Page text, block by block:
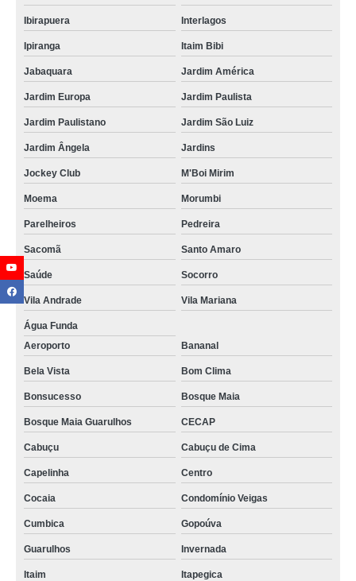
Ibirapuera Interlagos
Ipiranga Itaim Bibi
Jabaquara Jardim América
Jardim Europa Jardim Paulista
Jardim Paulistano Jardim São Luiz
Jardim Ângela Jardins
Jockey Club M'Boi Mirim
Moema Morumbi
Parelheiros Pedreira
Sacomã Santo Amaro
Saúde Socorro
Vila Andrade Vila Mariana
Água Funda
Aeroporto
Bananal
Bela Vista Bom Clima
Bonsucesso Bosque Maia
Bosque Maia Guarulhos CECAP
Cabuçu Cabuçu de Cima
Capelinha Centro
Cocaia Condomínio Veigas
Cumbica Gopoúva
Guarulhos Invernada
Itaim Itapegica